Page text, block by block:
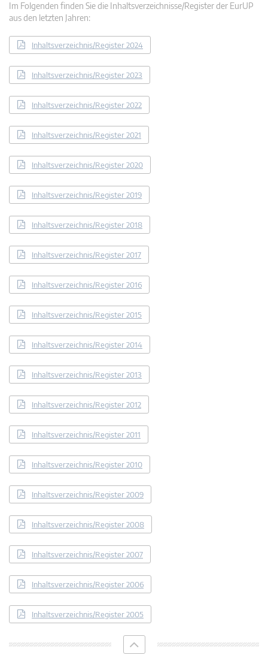
Im Folgenden finden Sie die Inhaltsverzeichnisse/Register der EurUP
aus den letzten Jahren:
Inhaltsverzeichnis/Register 2024
Inhaltsverzeichnis/Register 2023
Inhaltsverzeichnis/Register 2022
Inhaltsverzeichnis/Register 2021
Inhaltsverzeichnis/Register 2020
Inhaltsverzeichnis/Register 2019
Inhaltsverzeichnis/Register 2018
Inhaltsverzeichnis/Register 2017
Inhaltsverzeichnis/Register 2016
Inhaltsverzeichnis/Register 2015
Inhaltsverzeichnis/Register 2014
Inhaltsverzeichnis/Register 2013
Inhaltsverzeichnis/Register 2012
Inhaltsverzeichnis/Register 2011
Inhaltsverzeichnis/Register 2010
Inhaltsverzeichnis/Register 2009
Inhaltsverzeichnis/Register 2008
Inhaltsverzeichnis/Register 2007
Inhaltsverzeichnis/Register 2006
Inhaltsverzeichnis/Register 2005